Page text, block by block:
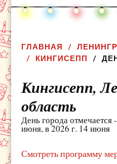
ГЛАВНАЯ
КИНГИСЕПП
Кингисепп,
область
День города отмечается
июня, в 2026 г. 14 июня
Смотреть программу